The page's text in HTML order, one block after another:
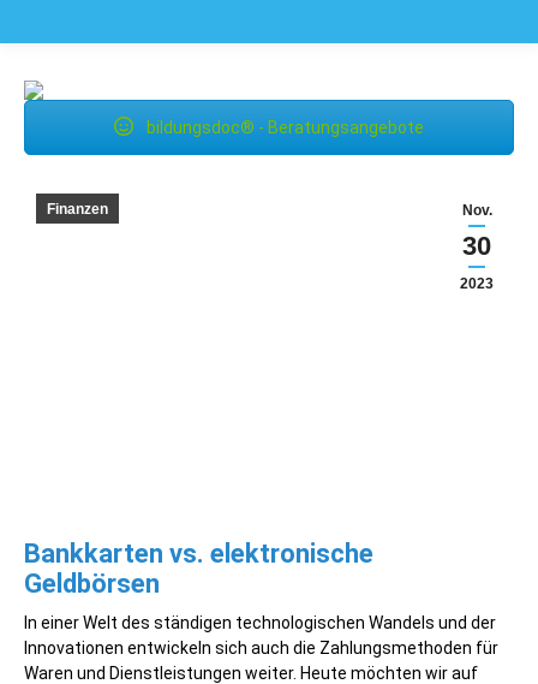
bildungsdoc® - Beratungsangebote
Nov.
30
2023
Finanzen
Bankkarten vs. elektronische
Geldbörsen
In einer Welt des ständigen technologischen Wandels und der
Innovationen entwickeln sich auch die Zahlungsmethoden für
Waren und Dienstleistungen weiter. Heute möchten wir auf